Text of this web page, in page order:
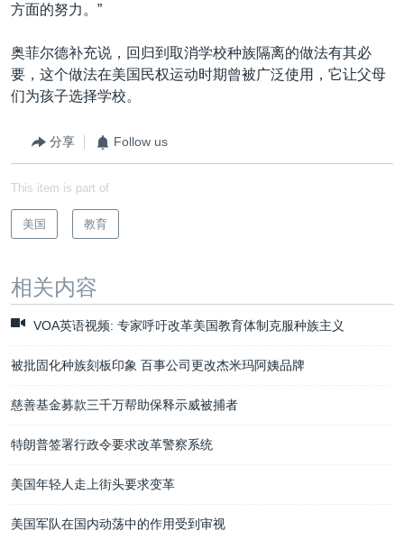
方面的努力。”
奥菲尔德补充说，回归到取消学校种族隔离的做法有其必
要，这个做法在美国民权运动时期曾被广泛使用，它让父母
们为孩子选择学校。
分享 Follow us
This item is part of
美国 教育
相关内容
VOA英语视频: 专家呼吁改革美国教育体制克服种族主义
被批固化种族刻板印象 百事公司更改杰米玛阿姨品牌
慈善基金募款三千万帮助保释示威被捕者
特朗普签署行政令要求改革警察系统
美国年轻人走上街头要求变革
美国军队在国内动荡中的作用受到审视